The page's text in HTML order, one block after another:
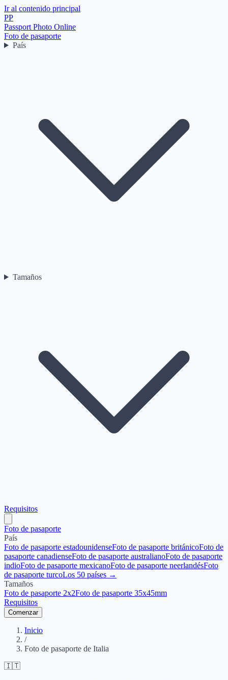
Ir al contenido principal
PP
Passport Photo Online
Foto de pasaporte
País
Tamaños
Requisitos
Foto de pasaporte
País
Foto de pasaporte estadounidenseFoto de pasaporte británicoFoto de
pasaporte canadienseFoto de pasaporte australianoFoto de pasaporte
indioFoto de pasaporte mexicanoFoto de pasaporte neerlandésFoto
de pasaporte turcoLos 50 países →
Tamaños
Foto de pasaporte 2x2Foto de pasaporte 35x45mm
Requisitos
Comenzar
Inicio
/
Foto de pasaporte de Italia
🇮🇹